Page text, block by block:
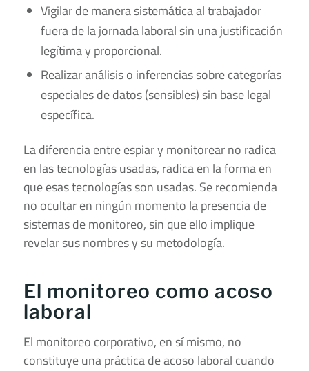
Vigilar de manera sistemática al trabajador
fuera de la jornada laboral sin una justificación
legítima y proporcional.
Realizar análisis o inferencias sobre categorías
especiales de datos (sensibles) sin base legal
específica.
La diferencia entre espiar y monitorear no radica
en las tecnologías usadas, radica en la forma en
que esas tecnologías son usadas. Se recomienda
no ocultar en ningún momento la presencia de
sistemas de monitoreo, sin que ello implique
revelar sus nombres y su metodología.
El monitoreo como acoso
laboral
El monitoreo corporativo, en sí mismo, no
constituye una práctica de acoso laboral cuando